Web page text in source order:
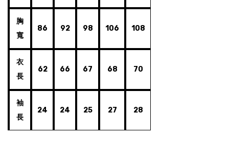
胸
寬
86 92 98 106 108
衣
長
62 66 67 68 70
袖
長
24 24 25 27 28